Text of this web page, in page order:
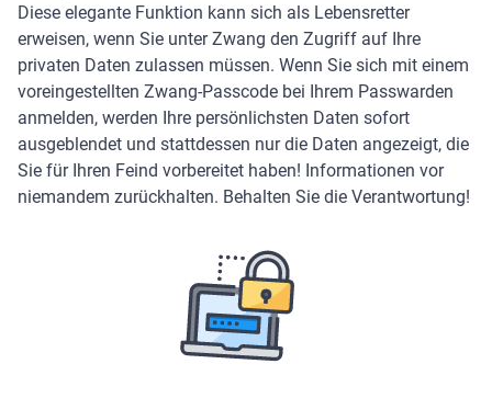
Diese elegante Funktion kann sich als Lebensretter
erweisen, wenn Sie unter Zwang den Zugriff auf Ihre
privaten Daten zulassen müssen. Wenn Sie sich mit einem
voreingestellten Zwang-Passcode bei Ihrem Passwarden
anmelden, werden Ihre persönlichsten Daten sofort
ausgeblendet und stattdessen nur die Daten angezeigt, die
Sie für Ihren Feind vorbereitet haben! Informationen vor
niemandem zurückhalten. Behalten Sie die Verantwortung!